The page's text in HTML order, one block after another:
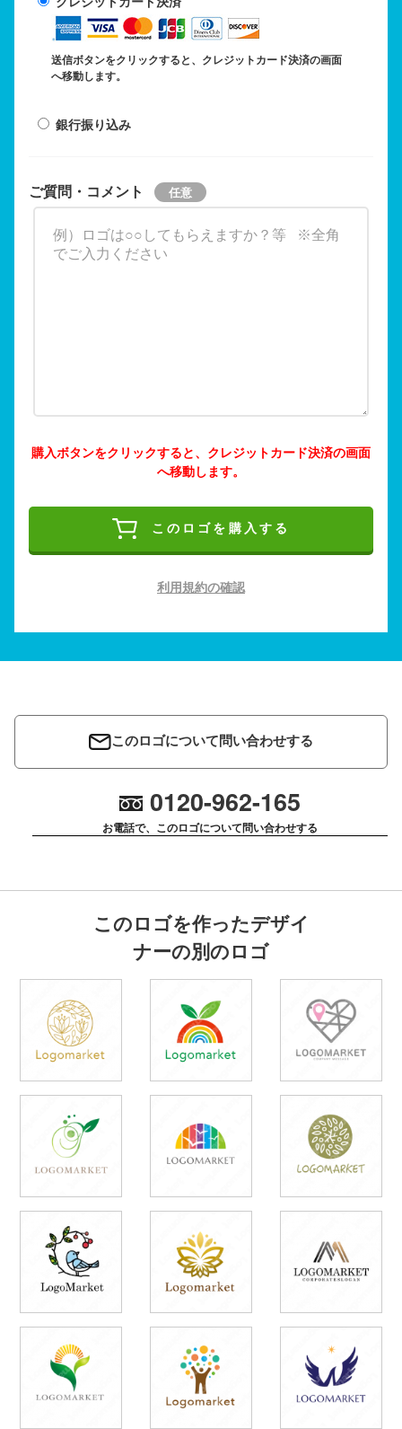
送信ボタンをクリックすると、クレジットカード決済の画面
へ移動します。
銀行振り込み
ご質問・コメント
購入ボタンをクリックすると、クレジットカード決済の画面
へ移動します。
このロゴを購入する
利用規約の確認
このロゴについて問い合わせする
0120-962-165
お電話で、このロゴについて問い合わせする
このロゴを作ったデザイ
ナーの別のロゴ